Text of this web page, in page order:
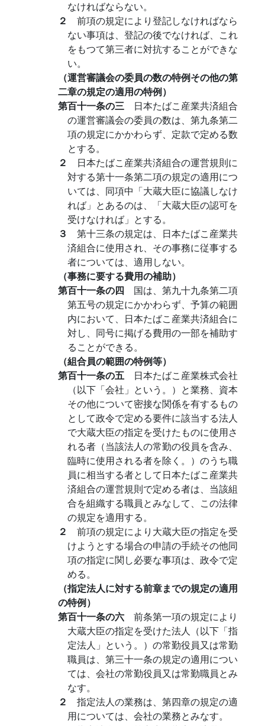
なければならない。
２ 前項の規定により登記しなければなら
ない事項は、登記の後でなければ、これ
をもつて第三者に対抗することができな
い。
（運営審議会の委員の数の特例その他の第
二章の規定の適用の特例）
第百十一条の三 日本たばこ産業共済組合
の運営審議会の委員の数は、第九条第二
項の規定にかかわらず、定款で定める数
とする。
２ 日本たばこ産業共済組合の運営規則に
対する第十一条第二項の規定の適用につ
いては、同項中「大蔵大臣に協議しなけ
れば」とあるのは、「大蔵大臣の認可を
受けなければ」とする。
３ 第十三条の規定は、日本たばこ産業共
済組合に使用され、その事務に従事する
者については、適用しない。
（事務に要する費用の補助）
第百十一条の四 国は、第九十九条第二項
第五号の規定にかかわらず、予算の範囲
内において、日本たばこ産業共済組合に
対し、同号に掲げる費用の一部を補助す
ることができる。
（組合員の範囲の特例等）
第百十一条の五 日本たばこ産業株式会社
（以下「会社」という。）と業務、資本
その他について密接な関係を有するもの
として政令で定める要件に該当する法人
で大蔵大臣の指定を受けたものに使用さ
れる者（当該法人の常勤の役員を含み、
臨時に使用される者を除く。）のうち職
員に相当する者として日本たばこ産業共
済組合の運営規則で定める者は、当該組
合を組織する職員とみなして、この法律
の規定を適用する。
２ 前項の規定により大蔵大臣の指定を受
けようとする場合の申請の手続その他同
項の指定に関し必要な事項は、政令で定
める。
（指定法人に対する前章までの規定の適用
の特例）
第百十一条の六 前条第一項の規定により
大蔵大臣の指定を受けた法人（以下「指
定法人」という。）の常勤役員又は常勤
職員は、第三十一条の規定の適用につい
ては、会社の常勤役員又は常勤職員とみ
なす。
２ 指定法人の業務は、第四章の規定の適
用については、会社の業務とみなす。